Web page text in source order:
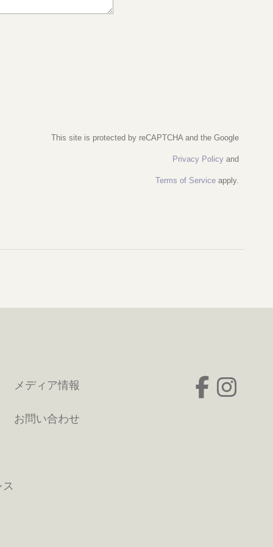
This site is protected by reCAPTCHA and the Google
Privacy Policy and
Terms of Service apply.
メディア情報
お問い合わせ